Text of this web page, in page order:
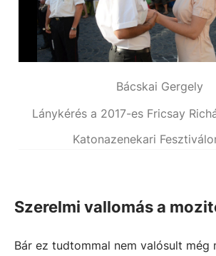
Bácskai Gergely
Lánykérés a 2017-es Fricsay
Katonazenekari
Szerelmi vallomás a
Bár ez tudtommal nem valósult még